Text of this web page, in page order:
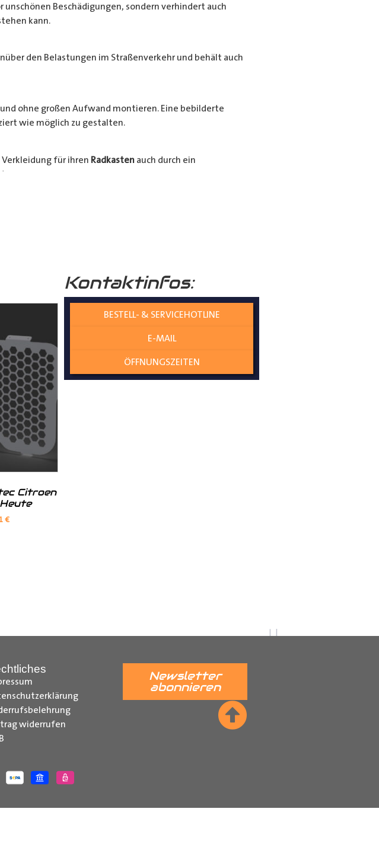
Beschädigungen, sondern verhindert auch
kann.
den Belastungen im Straßenverkehr und behält auch
ohne großen Aufwand montieren. Eine bebilderte
wie möglich zu gestalten.
für ihren Radkastenauch durch ein
9 Radkastenschutz, Maxus EV80 Radkastenschutz,
Primastar Radkastenschutz, Nissan NV400 Interstar
Opel Movano Radkastenschutz, Peugeot Partner
Peugeot Bipper Radkastenschutz, Renault
Radkastenschutz, Toyota Proace Radkastenschutz,
T6.1 Radkastenschutz, VW ID Cargo Radkastenschutz,
Citroen
€
Kontaktinfos:
BESTELL- & SERVICEHOTLINE
E-MAIL
ÖFFNUNGSZEITEN
widerrufen
Newsletter
abonnieren